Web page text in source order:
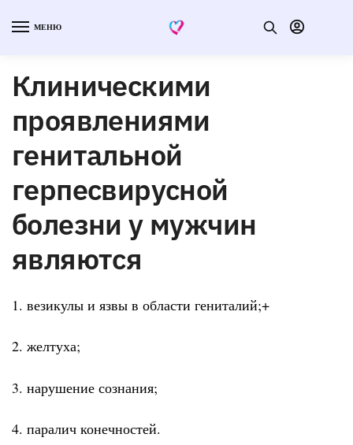
МЕНЮ
Клиническими
проявлениями
генитальной
герпесвирусной
болезни у мужчин
являются
1. везикулы и язвы в области гениталий;+
2. желтуха;
3. нарушение сознания;
4. паралич конечностей.